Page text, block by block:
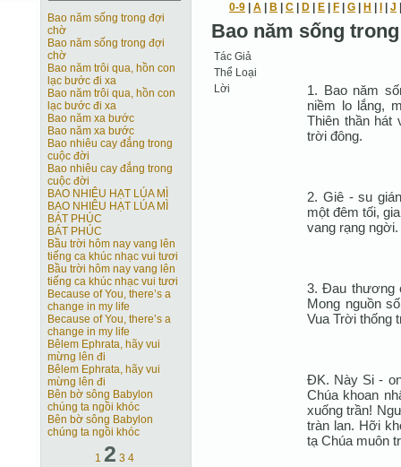
Bao năm sống trong đợi
chờ
Bao năm sống trong đợi
chờ
Bao năm trôi qua, hồn con
lạc bước đi xa
Bao năm trôi qua, hồn con
lạc bước đi xa
Bao năm xa bước
Bao năm xa bước
Bao nhiêu cay đắng trong
cuộc đời
Bao nhiêu cay đắng trong
cuộc đời
BAO NHIÊU HẠT LÚA MÌ
BAO NHIÊU HẠT LÚA MÌ
BÁT PHÚC
BÁT PHÚC
Bầu trời hôm nay vang lên
tiếng ca khúc nhạc vui tươi
Bầu trời hôm nay vang lên
tiếng ca khúc nhạc vui tươi
Because of You, there’s a
change in my life
Because of You, there’s a
change in my life
Bêlem Ephrata, hãy vui
mừng lên đi
Bêlem Ephrata, hãy vui
mừng lên đi
Bên bờ sông Babylon
chúng ta ngồi khóc
Bên bờ sông Babylon
chúng ta ngồi khóc
1 2 3 4
0-9 A B C D E F G H J
Bao năm sống
Tác Giả
Thể Loại
Lời
1. Bao năm
niềm lo lắng,
Thiên thần hát
trời đông.
2. Giê - su
một đêm tối,
vang rạng
3. Ðau thương
Mong nguồn
Vua Trời thống
ÐK. Này Si -
Chúa khoan
xuống trần!
tràn lan. Hỡi
tạ Chúa muôn